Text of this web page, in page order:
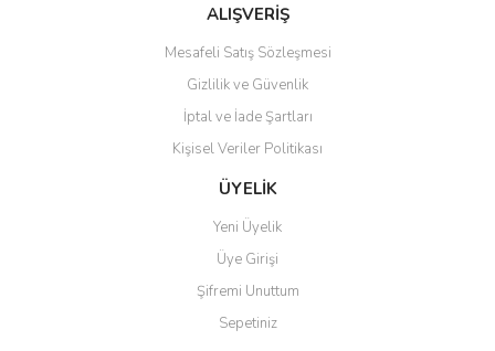
ALIŞVERİŞ
Mesafeli Satış Sözleşmesi
Gizlilik ve Güvenlik
İptal ve İade Şartları
Kişisel Veriler Politikası
ÜYELİK
Yeni Üyelik
Üye Girişi
Şifremi Unuttum
Sepetiniz